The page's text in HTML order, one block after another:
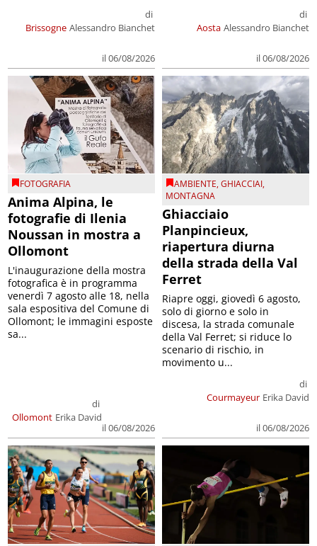
Brissogne
di
Alessandro Bianchet
il 06/08/2026
Aosta
di
Alessandro Bianchet
il 06/08/2026
FOTOGRAFIA
Anima Alpina, le
fotografie di Ilenia
Noussan in mostra a
Ollomont
Ollomont
di
Erika David
il 06/08/2026
L'inaugurazione della mostra
fotografica è in programma
venerdì 7 agosto alle 18, nella
sala espositiva del Comune di
Ollomont; le immagini esposte
sa...
AMBIENTE,GHIACCIAI,
MONTAGNA
Ghiacciaio
Planpincieux,
riapertura diurna
della strada della Val
Ferret
Courmayeur
di
Erika David
il 06/08/2026
Riapre oggi, giovedì 6 agosto,
solo di giorno e solo in
discesa, la strada comunale
della Val Ferret; si riduce lo
scenario di rischio, in
movimento u...